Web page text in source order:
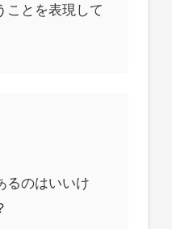
ことを表現して
るのはいいけ